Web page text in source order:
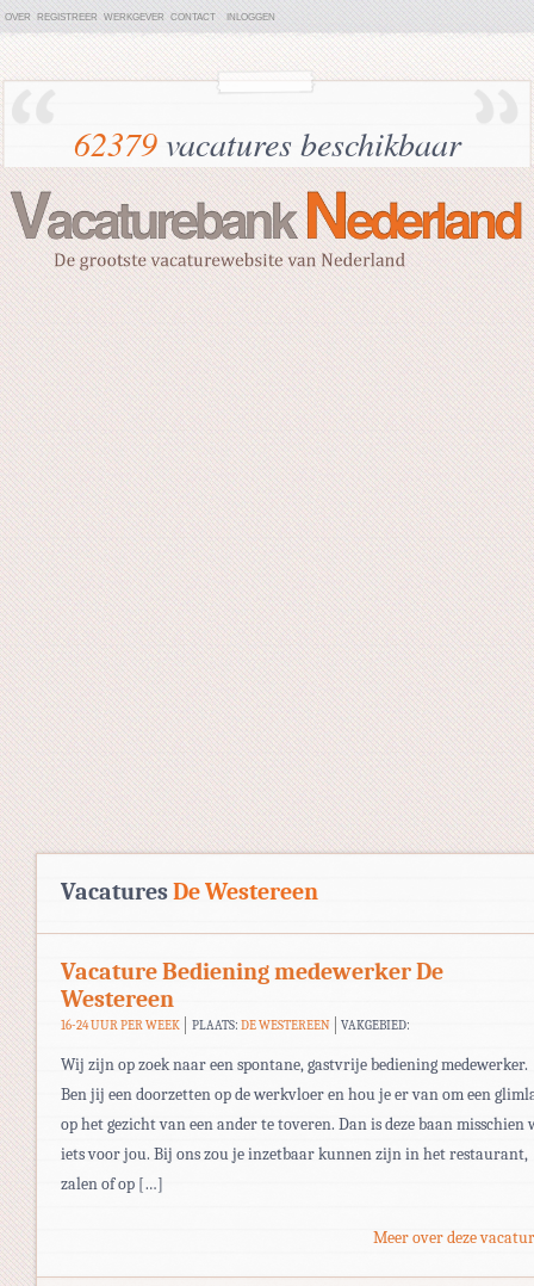
OVER REGISTREER WERKGEVER CONTACT INLOGGEN
62379vacatures beschikbaar
VacaturesDe Westereen
Vacature Bediening medewerker De
Westereen
16-24 UUR PER WEEK PLAATS: DE WESTEREEN VAKGEBIED:
Wij zijn op zoek naar een spontane, gastvrije bediening medewerker.
Ben jij een doorzetten op de werkvloer en hou je er van om een
op het gezicht van een ander te toveren. Dan is deze baan misschien
iets voor jou. Bij ons zou je inzetbaar kunnen zijn in het restaurant,
zalen of op […]
Meer over deze